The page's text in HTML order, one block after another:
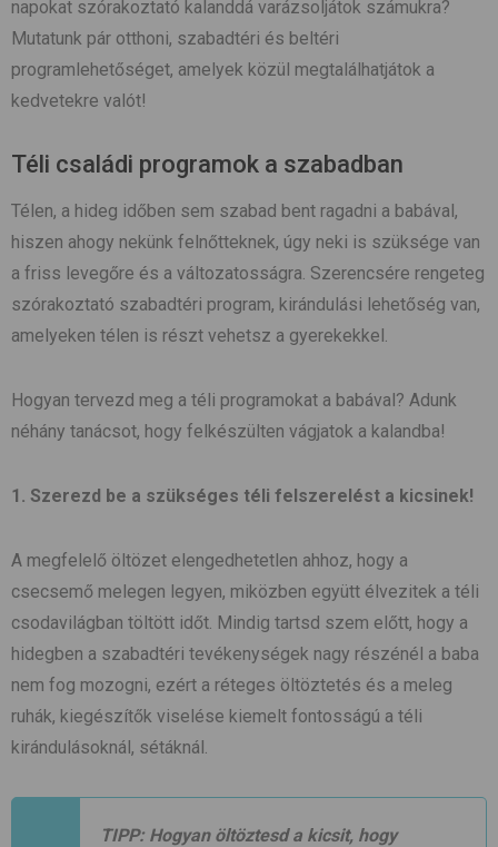
napokat szórakoztató kalanddá varázsoljátok számukra?
Mutatunk pár otthoni, szabadtéri és beltéri
programlehetőséget, amelyek közül megtalálhatjátok a
kedvetekre valót!
Téli családi programok a szabadban
Télen, a hideg időben sem szabad bent ragadni a babával,
hiszen ahogy nekünk felnőtteknek, úgy neki is szüksége van
a friss levegőre és a változatosságra. Szerencsére rengeteg
szórakoztató szabadtéri program, kirándulási lehetőség van,
amelyeken télen is részt vehetsz a gyerekekkel.
Hogyan tervezd meg a téli programokat a babával? Adunk
néhány tanácsot, hogy felkészülten vágjatok a kalandba!
1. Szerezd be a szükséges téli felszerelést a kicsinek!
A megfelelő öltözet elengedhetetlen ahhoz, hogy a
csecsemő melegen legyen, miközben együtt élvezitek a téli
csodavilágban töltött időt. Mindig tartsd szem előtt, hogy a
hidegben a szabadtéri tevékenységek nagy részénél a baba
nem fog mozogni, ezért a réteges öltöztetés és a meleg
ruhák, kiegészítők viselése kiemelt fontosságú a téli
kirándulásoknál, sétáknál.
TIPP: Hogyan öltöztesd a kicsit, hogy